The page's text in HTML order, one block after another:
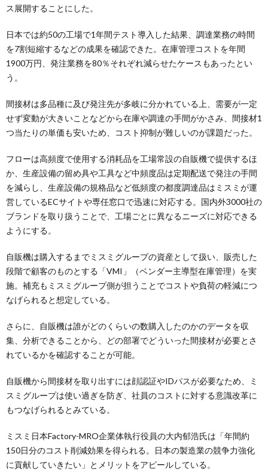
ス展開することにした。
日本では約50の工場で1年間テスト導入した結果、調達業務の時間
を7割短縮するなどの成果を確認できた。在庫管理コストを年間
1900万円、発注業務を80％それぞれ減らせたケースもあったとい
う。
間接材は多品種に及び発注先が多岐に分かれている上、需要が一定
せず変動が大きいことなどから在庫や調達の手間がかさみ、間接材1
つ当たりの単価も安いため、コスト抑制が難しいのが課題だった。
フローは高頻度で使用する消耗品を工場常設の自販機で提供するほ
か、生産設備の留め具や工具など中頻度品は定期配送で発注の手間
を減らし、生産設備の規格品など低頻度の都度調達品はミスミが運
営しているECサイトや専任窓口で迅速に対応する。国内外3000社の
ブランドを取り扱うことで、工場ごとに異なるニーズに対応できる
ようにする。
自販機は購入するまでミスミグループの資産として扱い、販売した
段階で顧客のものとする「VMI」（ベンダー主導型在庫管理）を実
施。補充もミスミグループ側が担うことでコストや負荷の軽減につ
なげられると想定している。
さらに、自販機は誰がどのくらいの数購入したのかのデータを収
集、分析できることから、どの部署でどういった間接材が必要とさ
れているかを確認することが可能。
自販機から間接材を取り出すには顔認証やIDパスが必要なため、ミ
スミグループは使い過ぎを防ぎ、社員のコストに対する意識改革に
もつなげられるとみている。
ミスミ日本Factory-MRO企業体執行役員の大内郁浩氏は「年間約
150日分のコスト削減効果を得られる。日本の製造業の競争力強化
に貢献していきたい」とメリットをアピールしている。